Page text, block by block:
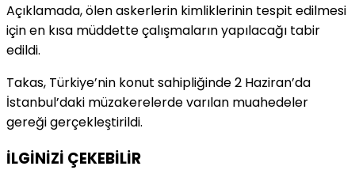
Açıklamada, ölen askerlerin kimliklerinin tespit edilmesi
için en kısa müddette çalışmaların yapılacağı tabir
edildi.
Takas, Türkiye’nin konut sahipliğinde 2 Haziran’da
İstanbul’daki müzakerelerde varılan muahedeler
gereği gerçekleştirildi.
İLGİNİZİ ÇEKEBİLİR